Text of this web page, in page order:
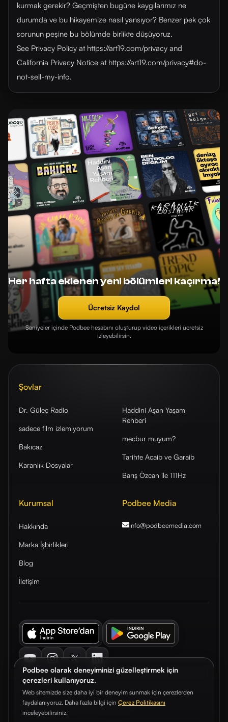
Podbee olarak deneyiminizi güzelleştirmek için
çerezleri kullanıyoruz.
Web sitemizde size daha iyi bir deneyim sunmak için çerezlerden
faydalanıyoruz. Daha fazla bilgi için Çerez Politikasını
inceleyebilirsiniz.
kurmak gerekir? Geçmişten bugüne kaygılarımız ne
durumda ve bu hikayemize nasıl yansıyor? Benzer pek çok
sorunun peşine bu bölümde birlikte düşüyoruz.
See Privacy Policy at https://art19.com/privacy and
California Privacy Notice at https://art19.com/privacy#do-
not-sell-my-info.
Her hafta eklenen yeni bölümleri kaçırma!
Ücretsiz Kaydol
Saniyeler içinde Podbee hesabını oluşturup video içerikleri ücretsiz
izleyebilirsin.
Şovlar
Dr. Güleç Radio
sadece film izlemiyorum
Bakıcaz
Karanlık Dosyalar
Haddini Aşan Yaşam
Rehberi
mecbur muyum?
Tarihte Acaib ve Garaib
Barış Özcan ile 111Hz
Kurumsal
Hakkında
Marka İşbirlikleri
Blog
İletişim
Podbee Media
info@podbeemedia.com
© 2026. Podbee Media. Tüm hakları saklıdır.